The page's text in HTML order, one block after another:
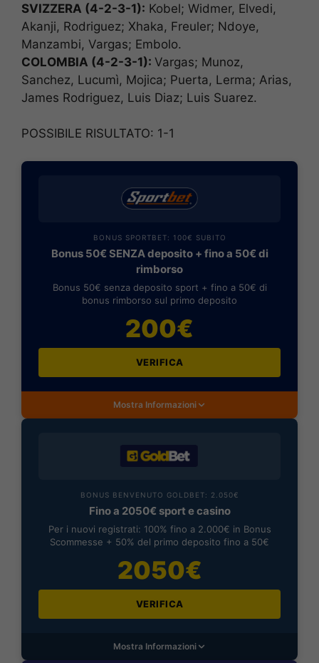
SVIZZERA (4-2-3-1): Kobel; Widmer, Elvedi,
Akanji, Rodriguez; Xhaka, Freuler; Ndoye,
Manzambi, Vargas; Embolo.
COLOMBIA (4-2-3-1): Vargas; Munoz,
Sanchez, Lucumì, Mojica; Puerta, Lerma; Arias,
James Rodriguez, Luis Diaz; Luis Suarez.
POSSIBILE RISULTATO: 1-1
BONUS SPORTBET: 100€ SUBITO
Bonus 50€ SENZA deposito + fino a 50€ di
rimborso
Bonus 50€ senza deposito sport + fino a 50€ di
bonus rimborso sul primo deposito
200€
VERIFICA
Mostra Informazioni
BONUS BENVENUTO GOLDBET: 2.050€
Fino a 2050€ sport e casino
Per i nuovi registrati: 100% fino a 2.000€ in Bonus
Scommesse + 50% del primo deposito fino a 50€
2050€
VERIFICA
Mostra Informazioni